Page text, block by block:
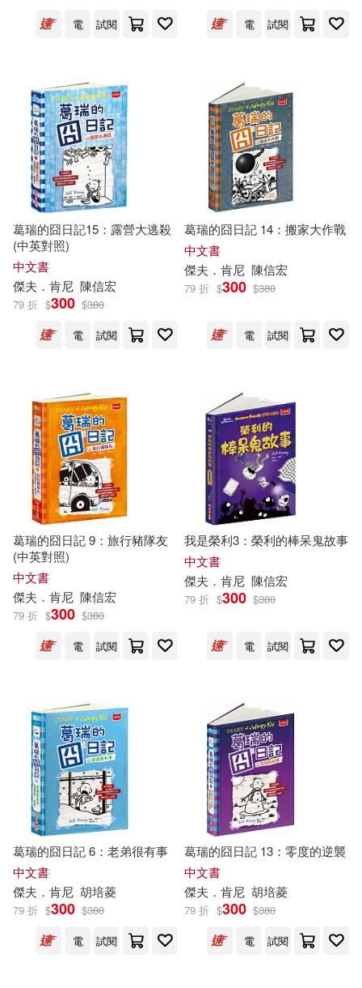
電
試閱
電
試閱
葛瑞的囧日記15：露營大逃殺
(中英對照)
中文書
傑夫 ． 肯尼 陳信宏
79 折 $300 $380
電
試閱
葛瑞的囧日記 14：搬家大作戰
中文書
傑夫 ． 肯尼 陳信宏
79 折 $300 $380
電 試閱
葛瑞的囧日記 9：旅行豬隊友
(中英對照)
中文書
傑夫 ． 肯尼 陳信宏
79 折 $300 $380
電
試閱
我是榮利3：榮利的棒呆鬼故事
中文書
傑夫 ． 肯尼 陳信宏
79 折 $300 $380
電 試閱
葛瑞的囧日記 6：老弟很有事
中文書
傑夫 ． 肯尼 胡培菱
79 折 $300 $380
電
試閱
葛瑞的囧日記 13：零度的逆襲
中文書
傑夫 ． 肯尼 胡培菱
79 折 $300 $380
電
試閱